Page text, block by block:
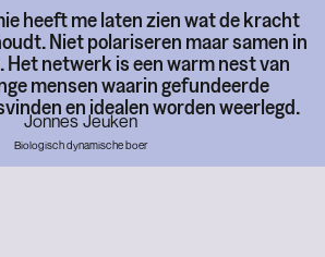
heeft me laten zien wat de kracht
Niet polariseren maar samen in
Het netwerk is een warm nest van
mensen waarin gefundeerde
en idealen worden weerlegd.
Jonnes Jeuken
Biologisch dynamische boer